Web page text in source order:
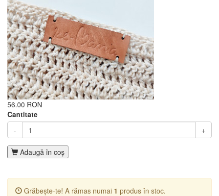
56.00 RON
Cantitate
-
+
Adaugă în coş
Grăbește-te! A rămas numai 1 produs în stoc.